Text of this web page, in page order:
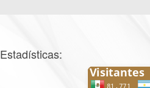
Estadísticas: